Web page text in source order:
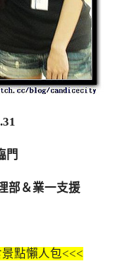
門
部＆業一支援
點懶人包<<<